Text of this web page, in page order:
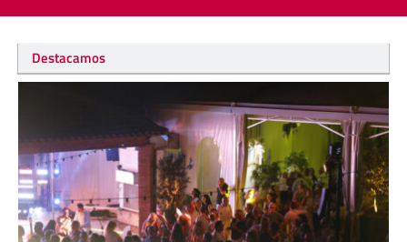
Destacamos